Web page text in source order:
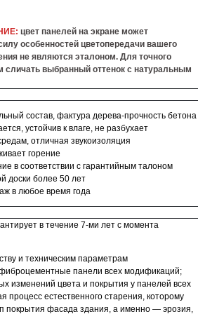
цвет панелей на экране может
особенностей цветопередачи вашего
не являются эталоном. Для точного
сличать выбранный оттенок с натуральным
состав, фактура дерева-прочность бетона
устойчив к влаге, не разбухает
отличная звукоизоляция
горение
в соответствии с гарантийным талоном
доски более 50 лет
в любое время года
в течение 7-ми лет с момента
и техническим параметрам
панели всех модификаций;
изменений цвета и покрытия у панелей всех
процесс естественного старения, которому
покрытия фасада здания, а именно — эрозия,